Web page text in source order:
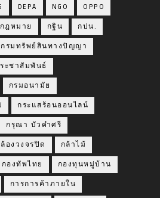
DEPA NGO OPPO
กฎหมาย กฐิน กปน.
กรมทรัพย์สินทางปัญญา
ะชาสัมพันธ์
กรมอนามัย
กระแสร้อนออนไลน์
กรุณา บัวคำศรี
องวงจรปิด กล้าไม้
กองทัพไทย กองทุนหมู่บ้าน
การการค้าภายใน